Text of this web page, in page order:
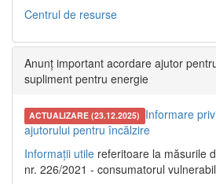
Centrul de resurse
Anunț important acordare ajutor
supliment pentru energie
ACTUALIZARE (23.12.2025) Informare
ajutorului pentru încălzire
Informații utile referitoare la măsurile
nr. 226/2021 - consumatorul vulnerabil